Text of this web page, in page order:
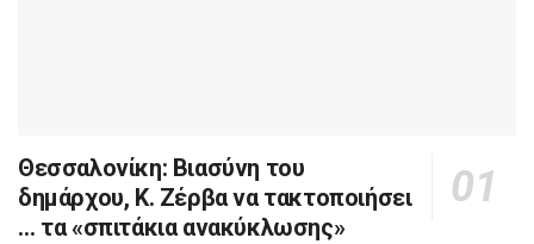
Θεσσαλονίκη: Βιασύνη του
δημάρχου, Κ. Ζέρβα να τακτοποιήσει
… τα «σπιτάκια ανακύκλωσης»